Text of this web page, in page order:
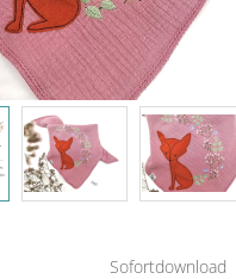
Sofortdownload